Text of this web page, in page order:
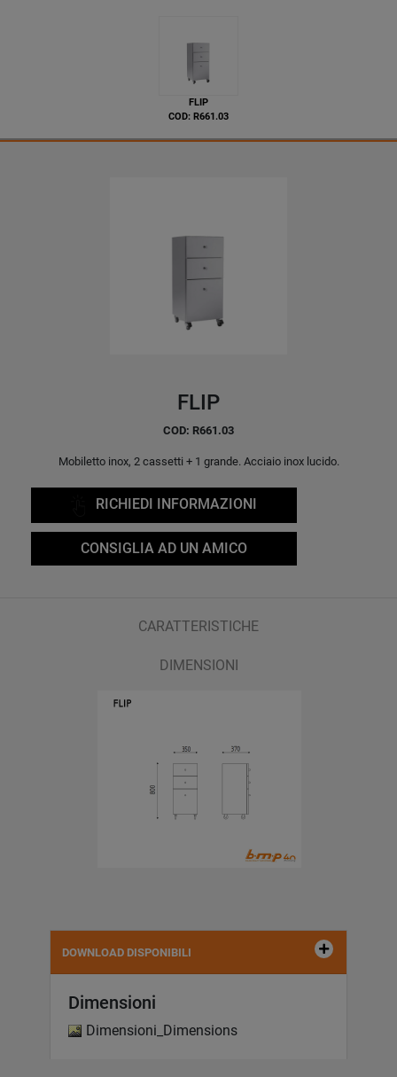
FLIP
COD: R661.03
FLIP
COD: R661.03
Mobiletto inox, 2 cassetti + 1 grande. Acciaio inox lucido.
RICHIEDI INFORMAZIONI
CONSIGLIA AD UN AMICO
CARATTERISTICHE
DIMENSIONI
DOWNLOAD DISPONIBILI
Dimensioni
Dimensioni_Dimensions